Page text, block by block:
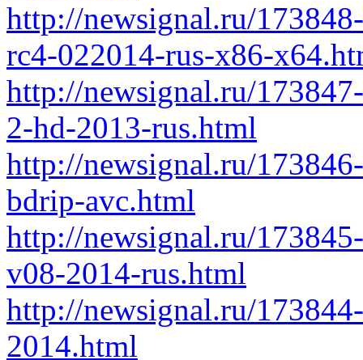
http://newsignal.ru/
rc4-022014-rus-x86-
http://newsignal.ru/
2-hd-2013-rus.html
http://newsignal.ru/
bdrip-avc.html
http://newsignal.ru/
v08-2014-rus.html
http://newsignal.ru/
2014.html